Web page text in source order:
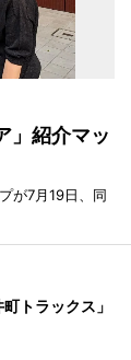
」紹介マッ
が7月19日、同
トラックス」